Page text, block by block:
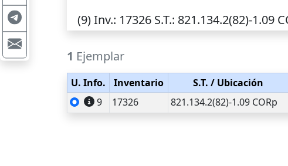
(9)Inv.: 17326 S.T.: 821.134.2(82)-1.09
1 Ejemplar
U. Info. Inventario S.T. / Ubicación
9
17326 821.134.2(82)-1.09 CORp